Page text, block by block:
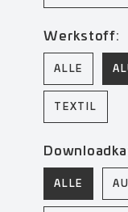
Werkstoff:
ALLE
TEXTIL
ALLE